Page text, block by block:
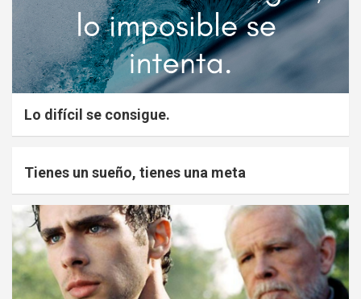
Lo difícil se consigue.
Tienes un sueño, tienes una meta